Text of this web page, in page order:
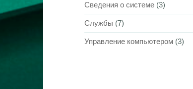
Сведения о системе (3)
Службы (7)
Управление компьютером (3)